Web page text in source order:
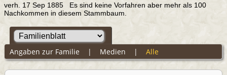
verh. 17 Sep 1885 Es sind keine Vorfahren aber mehr als 100
Nachkommen in diesem Stammbaum.
Angaben zur Familie | Medien | Alle